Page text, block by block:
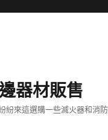
器材販售
紛來這選購一些滅火器和消